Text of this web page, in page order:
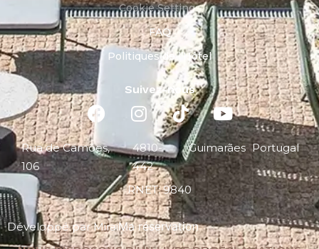
Cookie Settings
FAQ
Politiques de l’Hôtel
Suivez-nous
Rua de Camões,
106
4810-
442
Guimarães Portugal
RNET: 9840
Développé parMiraiMa réservation